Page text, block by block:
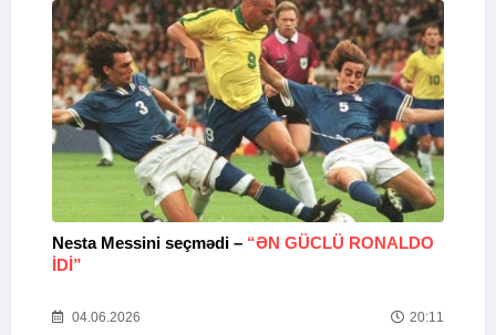
Nesta Messini seçmədi – “ƏN GÜCLÜ RONALDO
IDI”
04.06.2026 20:11